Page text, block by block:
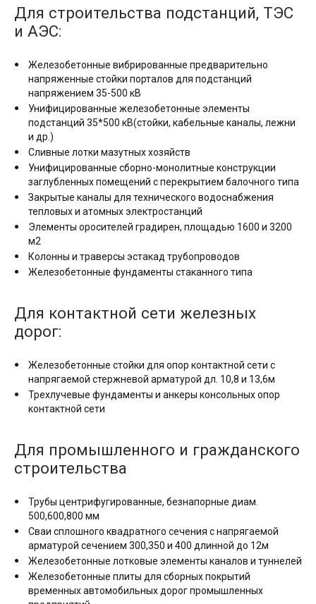
Для строительства подстанций, ТЭС
и АЭС:
Железобетонные вибрированные предварительно
напряженные стойки порталов для подстанций
напряжением 35-500 кВ
Унифицированные железобетонные элементы
подстанций 35*500 кВ(стойки, кабельные каналы, лежни
и др.)
Сливные лотки мазутных хозяйств
Унифицированные сборно-монолитные конструкции
заглубленных помещений с перекрытием балочного типа
Закрытые каналы для технического водоснабжения
тепловых и атомных электростанций
Элементы оросителей градирен, площадью 1600 и 3200
м2
Колонны и траверсы эстакад трубопроводов
Железобетонные фундаменты стаканного типа
Для контактной сети железных
дорог:
Железобетонные стойки для опор контактной сети с
напрягаемой стержневой арматурой дл. 10,8 и 13,6м
Трехлучевые фундаменты и анкеры консольных опор
контактной сети
Для промышленного и гражданского
строительства
Трубы центрифугированные, безнапорные диам.
500,600,800 мм
Сваи сплошного квадратного сечения с напрягаемой
арматурой сечением 300,350 и 400 длинной до 12м
Железобетонные лотковые элементы каналов и туннелей
Железобетонные плиты для сборных покрытий
временных автомобильных дорог промышленных